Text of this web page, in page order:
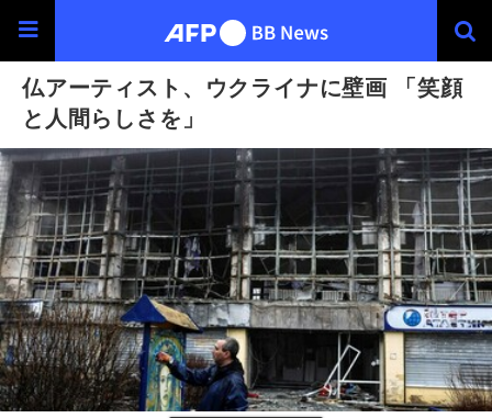
仏アーティスト、ウクライナに壁画 「笑顔
と人間らしさを」